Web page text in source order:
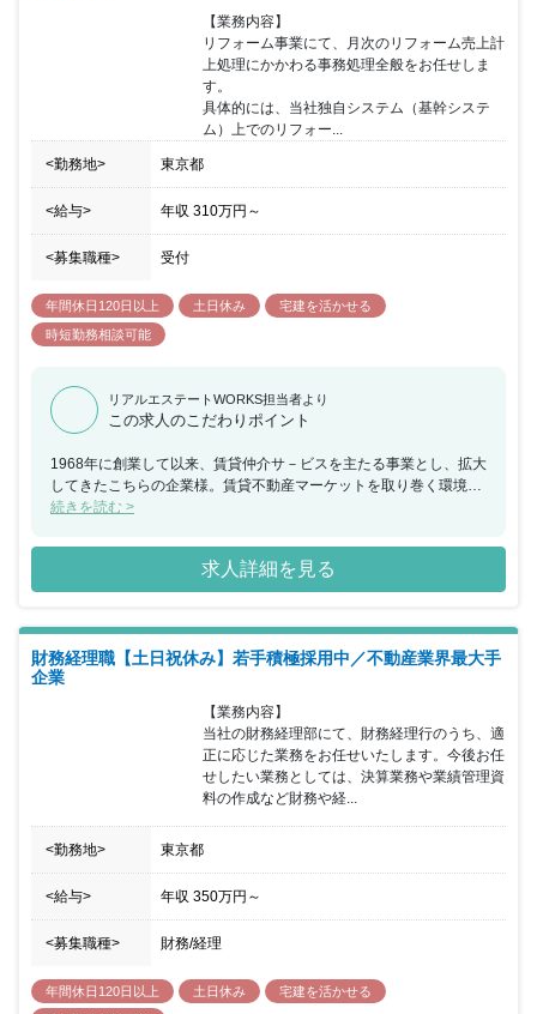
たって顧客をサポートし、本質的な問題解決に取り組むことができ
【業務内容】
リフォーム事業にて、月次のリフォーム売上計
上処理にかかわる事務処理全般をお任せしま
す。
具体的には、当社独自システム（基幹システ
ム）上でのリフォー...
<勤務地> 東京都
<給与> 年収 310万円 ～
<募集職種> 受付
年間休日120日以上 土日休み
宅建を活かせる
時短勤務相談可能
リアルエステートWORKS担当者より
この求人のこだわりポイント
1968年に創業して以来、賃貸仲介サ－ビスを主たる事業とし、拡大
してきたこちらの企業様。賃貸不動産マーケットを取り巻く環境
は、少子高齢化、世帯構造の変化や住宅の供給過剰など住まいに対
んな中でも時代の変化をチャンスと捉え、さまざまな試みをおこな
うこちらの企業様では、組織設計やブランディング、人材育成など
の強化を担うと同時に、最新テクノロジーの研究導入などをおこな
ンジしていく精神」や「できない理由を考える前に、実現する手段
や方法を考える姿勢」を大切に、業界をリードし続けることが予想
されます。またお客様だけでなく、エンゲージメントを向上する取
り組みも充実しています。ビッグスマイル制度（お客様の笑顔を生
み出すことに貢献した社員を評価する制度）やFA制度 （社内でポ
ジションが空いた場合、社員に応募を募る公募制度）を通して、従
業員の可能性を最大限に引き出す取り組みをしています。こちらの
求人には、自ら提案して業務を円滑にしていきたい方や、コツコツ
と仕事を積み上げてること好きな方におすすめの求人です。
続きを読む >
求人詳細を見る
財務経理職【土日祝休み】若手積極採用中／不動産業界最大手
企業
【業務内容】
当社の財務経理部にて、財務経理行のうち、適
正に応じた業務をお任せいたします。今後お任
せしたい業務としては、決算業務や業績管理資
料の作成など財務や経...
<勤務地> 東京都
<給与> 年収 350万円 ～
<募集職種> 財務/経理
年間休日120日以上 土日休み
宅建を活かせる